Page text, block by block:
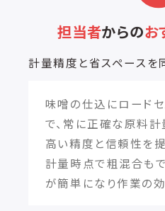
担当者からのお
計量精度と省スペースを
味噌の仕込にロード
で、常に正確な原料計
高い精度と信頼性を提
計量時点で粗混合も
が簡単になり作業の